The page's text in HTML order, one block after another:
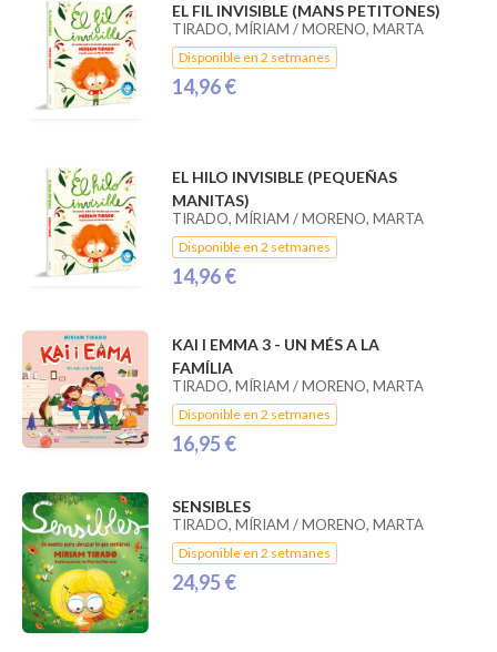
EL FIL INVISIBLE (MANS PETITONES)
TIRADO, MÍRIAM / MORENO, MARTA
Disponible en 2 setmanes
14,96 €
EL HILO INVISIBLE (PEQUEÑAS
MANITAS)
TIRADO, MÍRIAM / MORENO, MARTA
Disponible en 2 setmanes
14,96 €
KAI I EMMA 3 - UN MÉS A LA
FAMÍLIA
TIRADO, MÍRIAM / MORENO, MARTA
Disponible en 2 setmanes
16,95 €
SENSIBLES
TIRADO, MÍRIAM / MORENO, MARTA
Disponible en 2 setmanes
24,95 €